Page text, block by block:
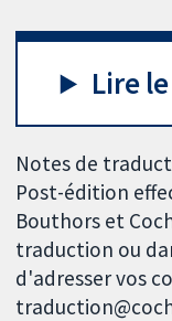
Lire
Notes de
Post-édition
Bouthors et
traduction ou
d'adresser vos